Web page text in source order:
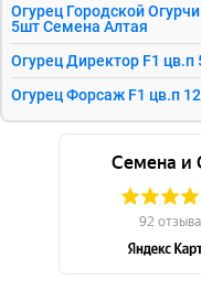
Огурец Городской
5шт Семена Алтая
Огурец Директор F1 цв.п
Огурец Форсаж F1 цв.п